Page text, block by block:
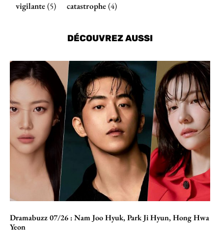
vigilante(5) catastrophe(4)
DÉCOUVREZ AUSSI
Dramabuzz 07/26 : Nam Joo Hyuk, Park Ji Hyun, Hong Hwa
Yeon